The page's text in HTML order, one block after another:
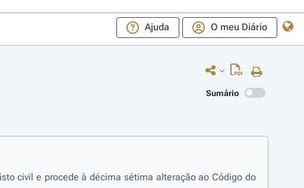
Ajuda O meu Diário
Sumário
civil e procede à décima sétima alteração ao Código do